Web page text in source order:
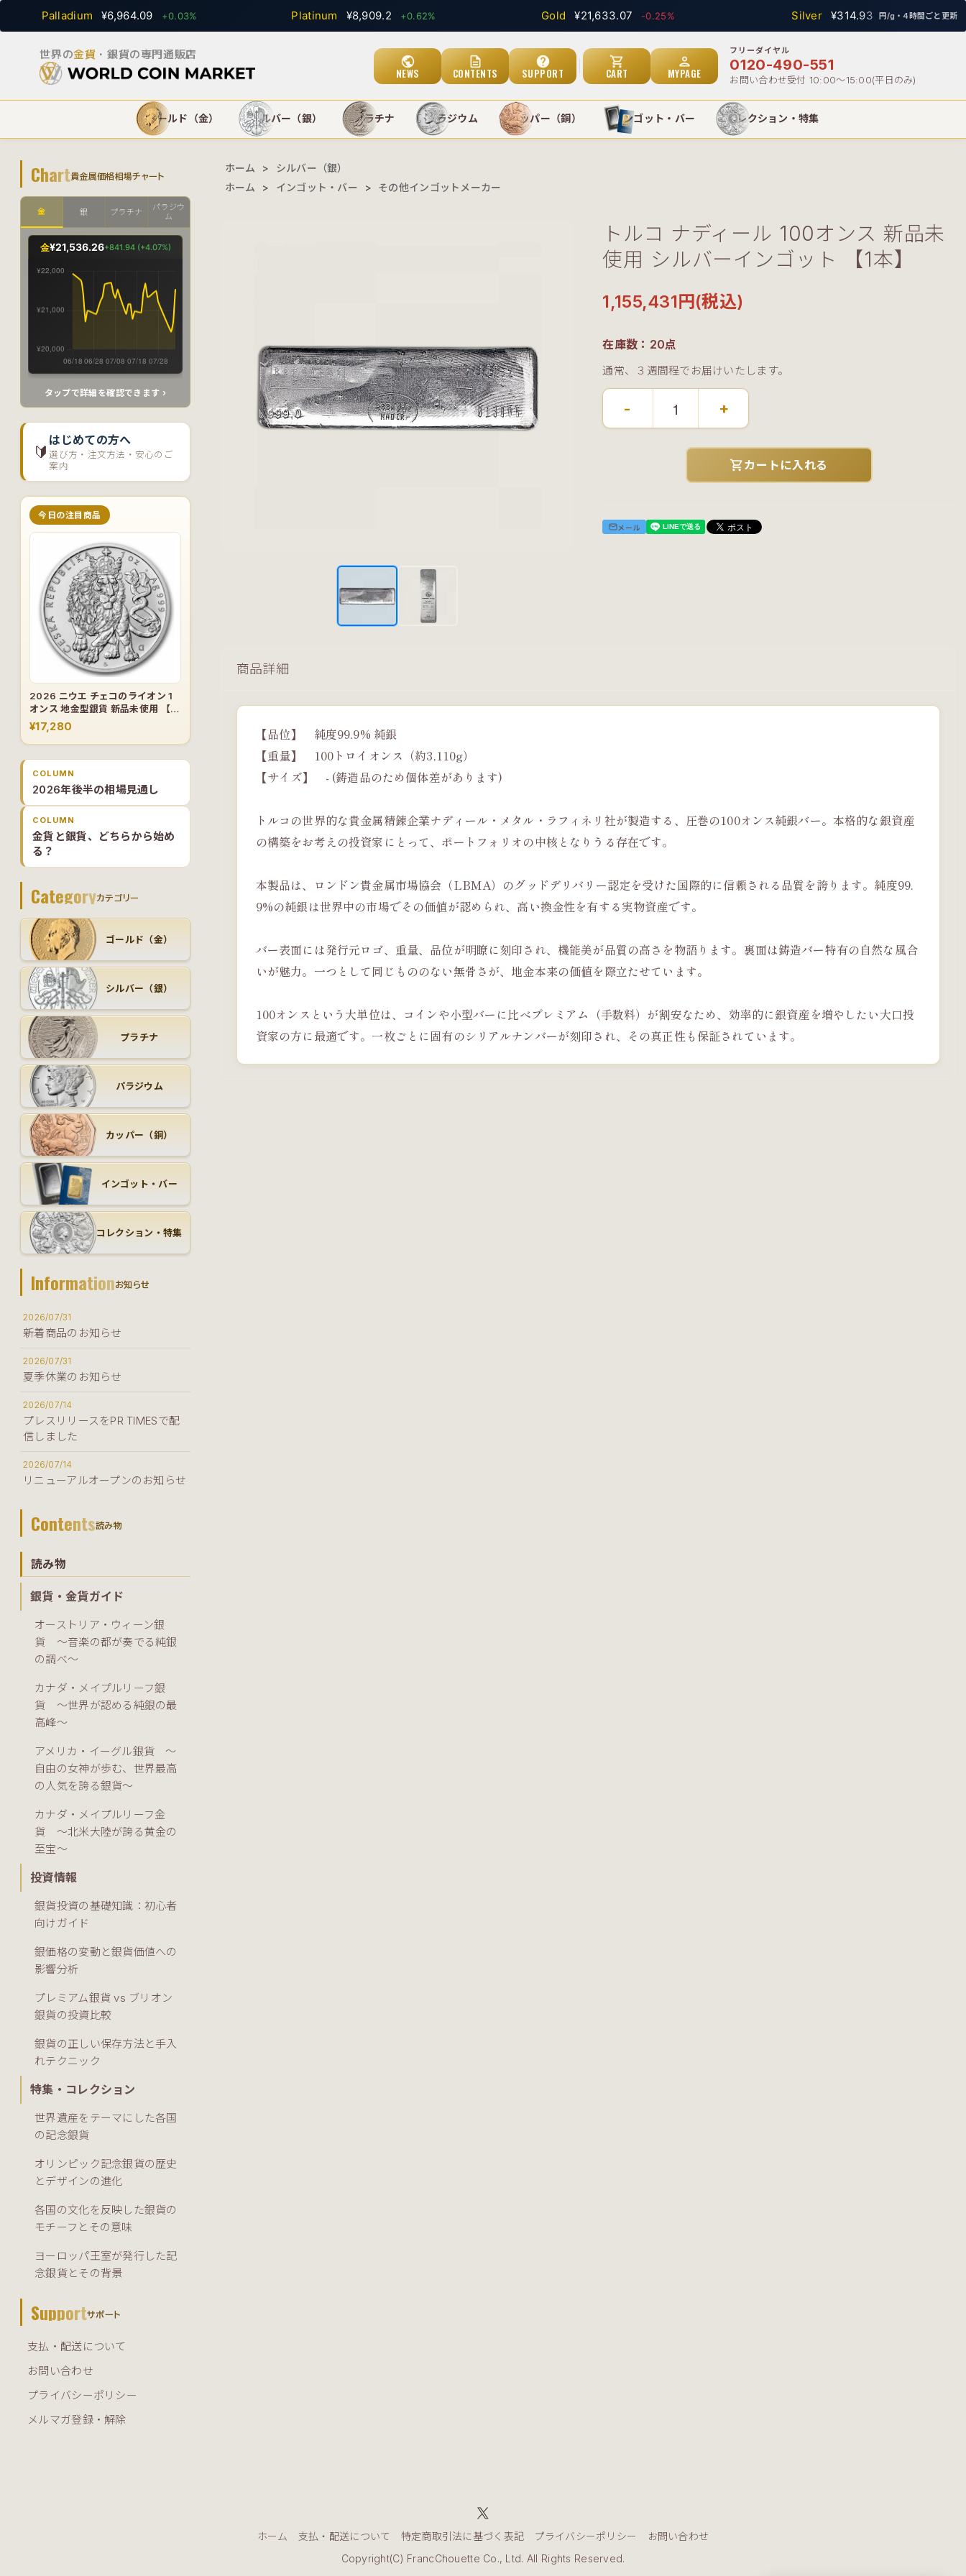
Palladium ¥6,964.09 +0.03% Platinum ¥8,909.2 +0.62% ¥21,633.07 -0.25% Silver ¥314.93 -0.12%円/g・4時間ごと更新
世界の金貨 ・銀貨の専門通販店
0120-490-551
お問い合わせ受付 10:00〜15:00(平日のみ)
public
NEWS
description
CONTENTS
help
SUPPORT
shopping_cart
CART
person
MYPAGE
ゴールド（金） シルバー（銀） プラチナ パラジウム カッパー（銅） インゴット・バー コレクション・特集
ホーム >
シルバー（銀）
ホーム
> インゴット・バー > その他インゴットメーカー
トルコ ナディール 100オンス 新品未
使用 シルバーインゴット 【1本】
1,155,431円(税込)
在庫数：20点
通常、３週間程でお届けいたします。
- +
shopping_cartカートに入れる
メール
商品詳細
【品位】 純度99.9% 純銀
【重量】 100トロイオンス（約3,110g）
【サイズ】 - (鋳造品のため個体差があります)
トルコの世界的な貴金属精錬企業ナディール・メタル・ラフィネリ社が製造する、圧巻の100オンス純銀バー。本格的な銀資産
の構築をお考えの投資家にとって、ポートフォリオの中核となりうる存在です。
本製品は、ロンドン貴金属市場協会（LBMA）のグッドデリバリー認定を受けた国際的に信頼される品質を誇ります。純度99.
9%の純銀は世界中の市場でその価値が認められ、高い換金性を有する実物資産です。
バー表面には発行元ロゴ、重量、品位が明瞭に刻印され、機能美が品質の高さを物語ります。裏面は鋳造バー特有の自然な風合
いが魅力。一つとして同じもののない無骨さが、地金本来の価値を際立たせています。
100オンスという大単位は、コインや小型バーに比べプレミアム（手数料）が割安なため、効率的に銀資産を増やしたい大口投
資家の方に最適です。一枚ごとに固有のシリアルナンバーが刻印され、その真正性も保証されています。
Chart貴金属価格相場チャート
金 銀 プラチナ
パラジウ
ム
タップで詳細を確認できます ›
🔰
はじめての方へ
選び方・注文方法・安心のご
案内
今日の注目商品
2026 ニウエ チェコのライオン 1
オンス 地金型銀貨 新品未使用 【1
枚】
¥17,280
COLUMN
2026年後半の相場見通し
COLUMN
金貨と銀貨、どちらから始め
る？
Categoryカテゴリー
ゴールド（金）
シルバー（銀）
プラチナ
パラジウム
カッパー（銅）
インゴット・バー
コレクション・特集
Informationお知らせ
2026/07/31
新着商品のお知らせ
2026/07/31
夏季休業のお知らせ
2026/07/14
プレスリリースをPR TIMESで配
信しました
2026/07/14
リニューアルオープンのお知らせ
Contents読み物
読み物
銀貨・金貨ガイド
オーストリア・ウィーン銀
貨 ～音楽の都が奏でる純銀
の調べ～
カナダ・メイプルリーフ銀
貨 ～世界が認める純銀の最
高峰～
アメリカ・イーグル銀貨 ～
自由の女神が歩む、世界最高
の人気を誇る銀貨～
カナダ・メイプルリーフ金
貨 ～北米大陸が誇る黄金の
至宝～
投資情報
銀貨投資の基礎知識：初心者
向けガイド
銀価格の変動と銀貨価値への
影響分析
プレミアム銀貨 vs ブリオン
銀貨の投資比較
銀貨の正しい保存方法と手入
れテクニック
特集・コレクション
世界遺産をテーマにした各国
の記念銀貨
オリンピック記念銀貨の歴史
とデザインの進化
各国の文化を反映した銀貨の
モチーフとその意味
ヨーロッパ王室が発行した記
念銀貨とその背景
Supportサポート
支払・配送について
お問い合わせ
プライバシーポリシー
メルマガ登録・解除
ホーム 支払・配送について 特定商取引法に基づく表記 プライバシーポリシー
お問い合わせ
Copyright(C) FrancChouette Co., Ltd. All Rights Reserved.